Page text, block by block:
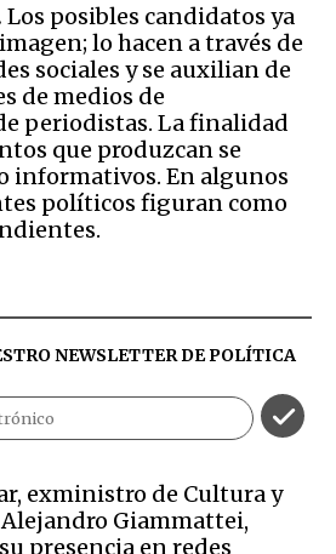
Los posibles candidatos ya
lo hacen a través de
sociales y se auxilian de
de medios de
periodistas. La finalidad
que produzcan se
informativos. En algunos
políticos figuran como
NEWSLETTER DEPOLÍTICA
exministro de Cultura y
Giammattei,
presencia en redes